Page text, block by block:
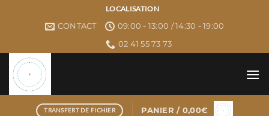
LOCALISATION
CONTACT
09:00 - 13:00 / 14:30 - 19:00
02 41 55 73 73
TRANSFERT DE FICHIER PANIER / 0,00€